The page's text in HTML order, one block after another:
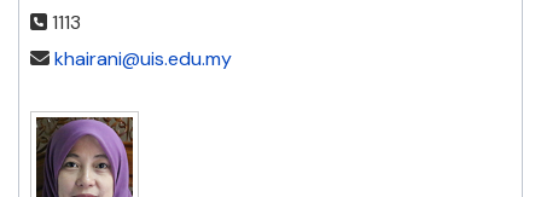
1113
khairani@uis.edu.my